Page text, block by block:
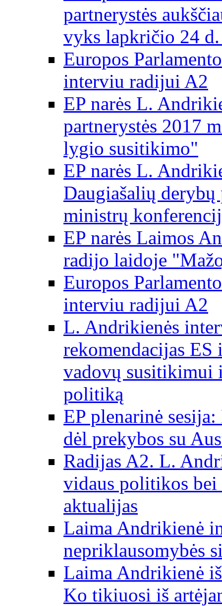
partnerystės
vyks lapkričio 24
Europos
interviu radijui A2
EP narės L.
partnerystės 2017
lygio susitikimo"
EP narės L.
Daugiašalių derybų
ministrų
EP narės Laimos
radijo laidoje
Europos
interviu radijui A2
L. Andrikienės
rekomendacijas
vadovų susitikimui
politiką
EP plenarinė
dėl prekybos su
Radijas A2. L.
vidaus politikos bei
aktualijas
Laima Andrikienė
nepriklausomybės
Laima Andrikienė
Ko tikiuosi iš